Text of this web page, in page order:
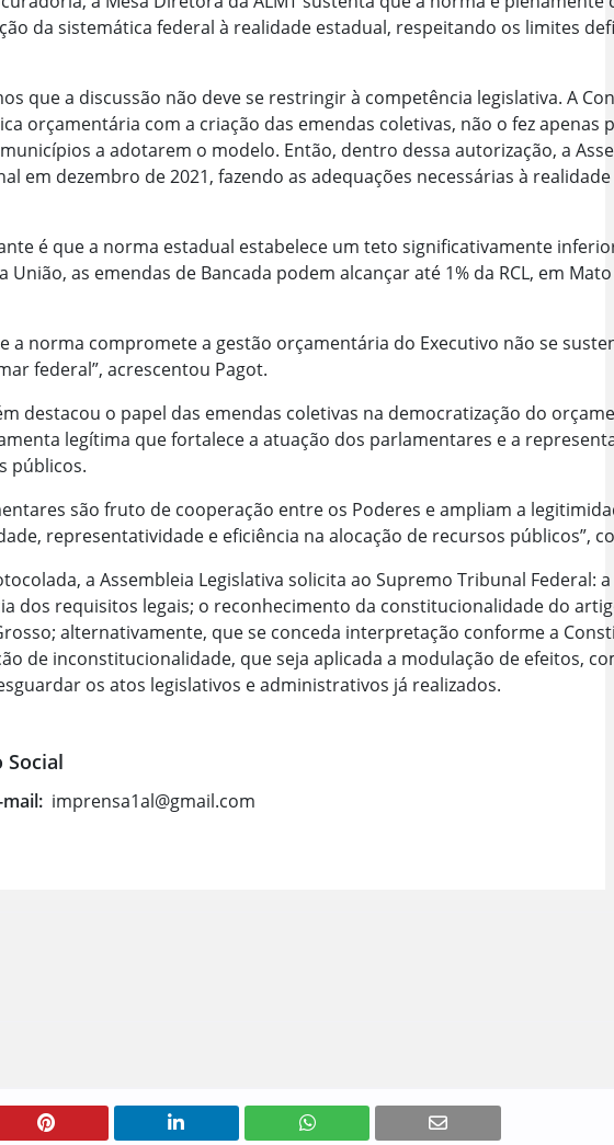
da sistemática federal à realidade estadual, respeitando os limites
que a discussão não deve se restringir à competência legislativa. A
orçamentária com a criação das emendas coletivas, não o fez apenas
a adotarem o modelo. Então, dentro dessa autorização, a
em dezembro de 2021, fazendo as adequações necessárias à
é que a norma estadual estabelece um teto significativamente
União, as emendas de Bancada podem alcançar até 1% da RCL, em
a norma compromete a gestão orçamentária do Executivo não se
federal”, acrescentou Pagot.
destacou o papel das emendas coletivas na democratização do
legítima que fortalece a atuação dos parlamentares e a
públicos.
são fruto de cooperação entre os Poderes e ampliam a
representatividade e eficiência na alocação de recursos públicos”,
a Assembleia Legislativa solicita ao Supremo Tribunal Federal: a
dos requisitos legais; o reconhecimento da constitucionalidade do
alternativamente, que se conceda interpretação conforme a
de inconstitucionalidade, que seja aplicada a modulação de efeitos,
os atos legislativos e administrativos já realizados.
Social
mail: imprensa1al@gmail.com